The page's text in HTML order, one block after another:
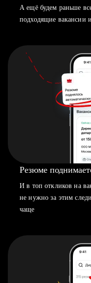
А ещё будем раньше
подходящие вакансии
Резюме
И в топ откликов на
не нужно за этим
чаще